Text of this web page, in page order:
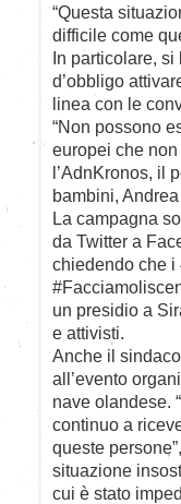
“Questa
difficile come
In particolare,
d’obbligo
linea con le
“Non possono
europei che non
l’AdnKronos, il
bambini,
La campagna
da Twitter a
chiedendo che i
un presidio a
e attivisti.
Anche il
all’evento
nave olandese.
continuo a
queste
situazione
cui è stato